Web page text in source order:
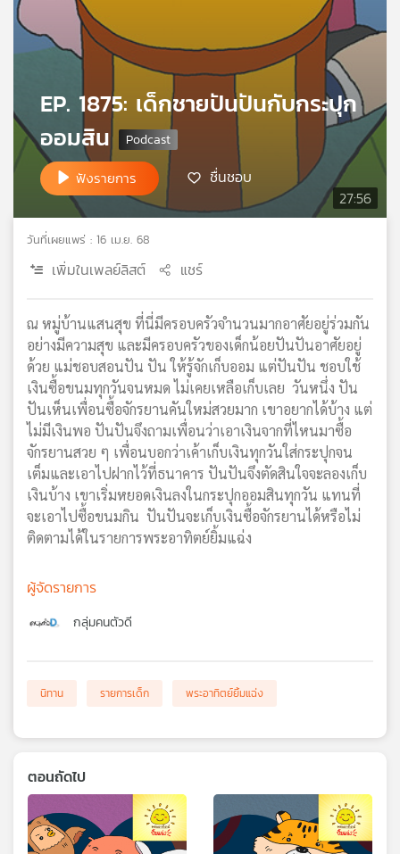
เกี่ยว
เครือ
ไทย
เอส
แผนที่
วิทยุ
เครือ
ข่าย
27:56
EP. 1875: เด็กชายปันปันกับกระปุก
ออมสิน
ฟังรายการ ชื่นชอบ
วันที่เผยแพร่ : 16 เม.ย. 68
เพิ่มในเพลย์ลิสต์ แชร์
ณ หมู่บ้านแสนสุข ที่นี่มีครอบครัวจำนวนมากอาศัยอยู่ร่วมกัน
อย่างมีความสุข และมีครอบครัวของเด็กน้อยปันปันอาศัยอยู่
ด้วย แม่ชอบสอนปัน ปัน ให้รู้จักเก็บออม แต่ปันปัน ชอบใช้
เงินซื้อขนมทุกวันจนหมด ไม่เคยเหลือเก็บเลย วันหนึ่ง ปัน
ปันเห็นเพื่อนซื้อจักรยานคันใหม่สวยมาก เขาอยากได้บ้าง แต่
ไม่มีเงินพอ ปันปันจึงถามเพื่อนว่าเอาเงินจากที่ไหนมาซื้อ
จักรยานสวย ๆ เพื่อนบอกว่าเค้าเก็บเงินทุกวันใส่กระปุกจน
เต็มและเอาไปฝากไว้ที่ธนาคาร ปันปันจึงตัดสินใจจะลองเก็บ
เงินบ้าง เขาเริ่มหยอดเงินลงในกระปุกออมสินทุกวัน แทนที่
จะเอาไปซื้อขนมกิน ปันปันจะเก็บเงินซื้อจักรยานได้หรือไม่
ติดตามได้ในรายการพระอาทิตย์ยิ้มแฉ่ง
ผู้จัดรายการ
กลุ่มคนตัวดี
นิทาน รายการเด็ก พระอาทิตย์ยิ้มแฉ่ง
ตอนถัดไป